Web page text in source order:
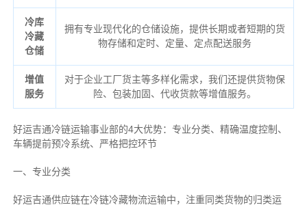
冷库
冷藏
仓储
拥有专业现代化的仓储设施，提供长期或者短期的货
物存储和定时、定量、定点配送服务
增值
服务
对于企业工厂货主等多样化需求，我们还提供货物保
险、包装加固、代收货款等增值服务。
好运吉通冷链运输事业部的4大优势： 专业分类、 精确温度控制、
车辆提前预冷系统、 严格把控环节
一、专业分类
好运吉通供应链在冷链冷藏物流运输中，注重同类货物的归类运